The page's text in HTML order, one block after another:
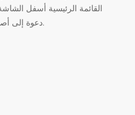
القائمة الرئيسية أسفل
دعوة إلى أصدقائك أو اختيار خصم عشوائي.